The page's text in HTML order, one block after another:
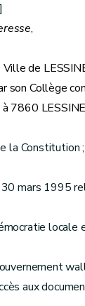
,
de
son Collège
7860
la Constitution ;
mars 1995
aux